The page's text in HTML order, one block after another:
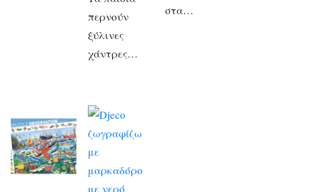
περνούν
ξύλινες
χάντρες…
στα…